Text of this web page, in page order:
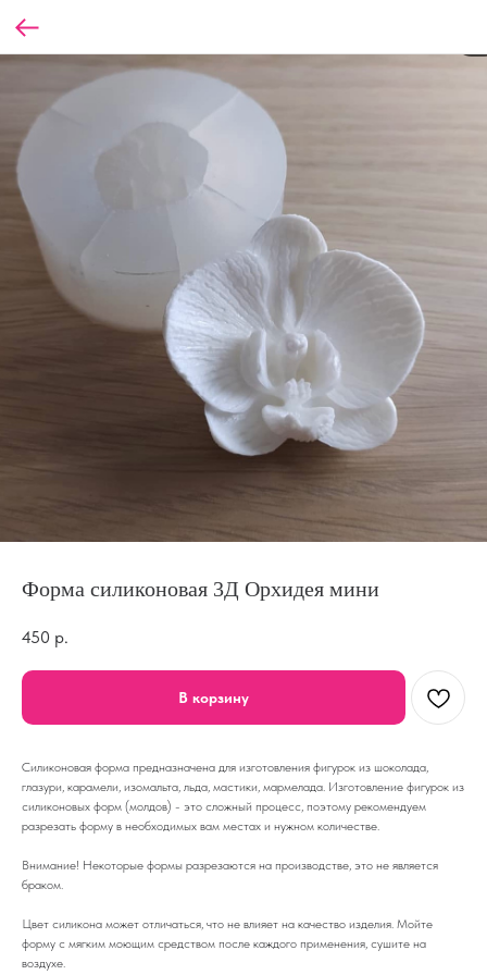
Форма силиконовая 3Д Орхидея мини
450 р.
В корзину
Силиконовая форма предназначена для изготовления фигурок из шоколада,
глазури, карамели, изомальта, льда, мастики, мармелада. Изготовление фигурок из
силиконовых форм (молдов) - это сложный процесс, поэтому рекомендуем
разрезать форму в необходимых вам местах и нужном количестве.
Внимание! Некоторые формы разрезаются на производстве, это не является
браком.
Цвет силикона может отличаться, что не влияет на качество изделия. Мойте
форму с мягким моющим средством после каждого применения, сушите на
воздухе.